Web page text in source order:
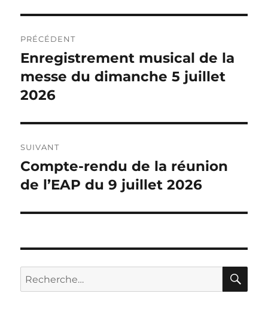
de
l’article
PRÉCÉDENT
Publication
précédente :
Enregistrement musical de la
messe du dimanche 5 juillet
2026
SUIVANT
Publication
suivante :
Compte-rendu de la réunion
de l’EAP du 9 juillet 2026
Recherche
pour :